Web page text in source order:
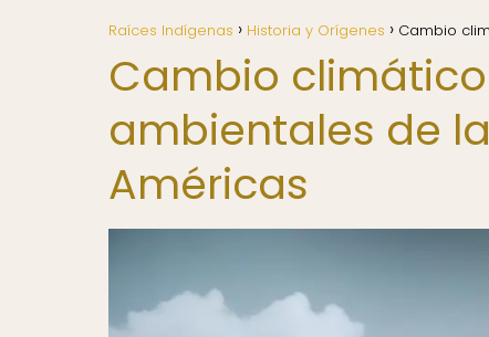
Raíces Indígenas Historia y Orígenes Cambio
Cambio
ambientales de
Américas